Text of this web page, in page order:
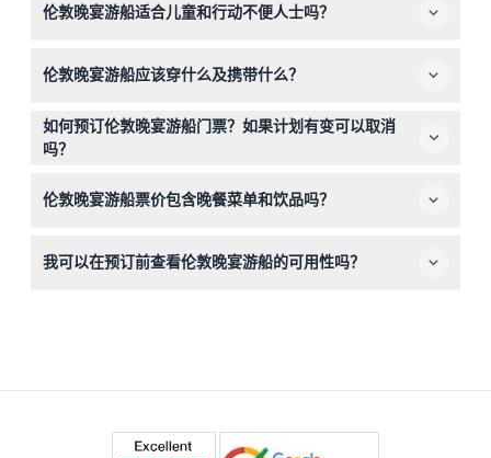
晚餐、现场娱乐表演，以及欣赏伦敦著名地标如大本钟和伦
伦敦晚宴游船适合儿童和行动不便人士吗？
可能不适合行动不便者。
伦敦晚宴游船应该穿什么及携带什么？
请穿着智能休闲装参加游船；运动鞋是允许的。携带相机或
智能手机是个不错的主意，可以拍摄美丽的夜景。
如何预订伦敦晚宴游船门票？如果计划有变可以取消
吗？
异，预订时请仔细查看相关详情。
伦敦晚宴游船票价包含晚餐菜单和饮品吗？
前在线查看完整菜单。
我可以在预订前查看伦敦晚宴游船的可用性吗？